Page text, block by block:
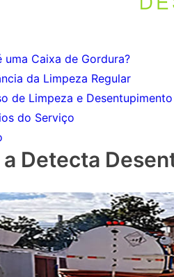
uma Caixa de Gordura?
da Limpeza Regular
de Limpeza e Desentupimento
do Serviço
a Detecta